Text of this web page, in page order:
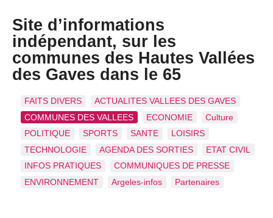
Site d’informations
indépendant, sur les
communes des Hautes Vallées
des Gaves dans le 65
FAITS DIVERS
ACTUALITES VALLEES DES GAVES
COMMUNES DES VALLEES
ECONOMIE
Culture
POLITIQUE
SPORTS SANTE
LOISIRS
TECHNOLOGIE
AGENDA DES SORTIES
ETAT CIVIL
INFOS PRATIQUES
COMMUNIQUES DE PRESSE
ENVIRONNEMENT
Argeles-infos Partenaires